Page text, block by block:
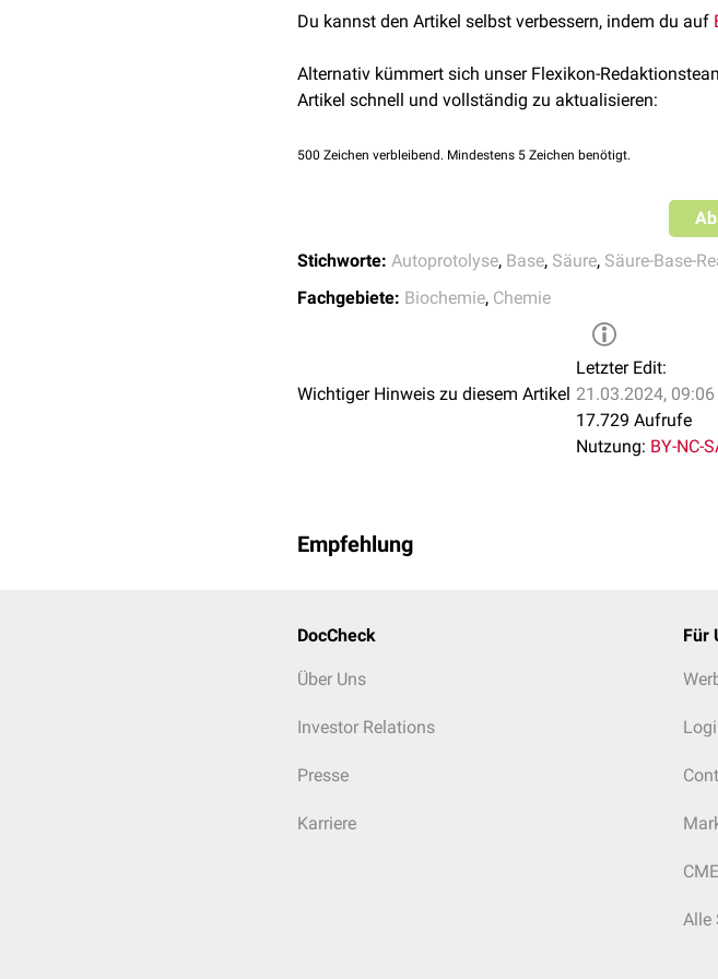
Du kannst den Artikel selbst verbessern, indem du auf
Alternativ kümmert sich unser Flexikon-
Artikel schnell und vollständig zu aktualisieren:
500 Zeichen verbleibend. Mindestens 5 Zeichen benötigt.
Stichworte: Autoprotolyse, Base, Säure, Säure-Base-
Fachgebiete: Biochemie, Chemie
Wichtiger Hinweis zu diesem Artikel
Letzter Edit:
21.03.2024, 09:06
17.729 Aufrufe
Nutzung: BY-NC-
Empfehlung
DocCheck
Über Uns
Investor Relations
Presse
Karriere
Für
Alle